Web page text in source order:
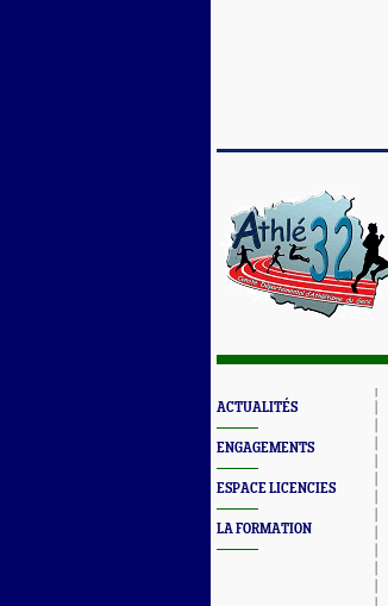
ACTUALITÉS
ENGAGEMENTS
ESPACE LICENCIES
LA FORMATION